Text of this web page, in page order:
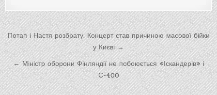
Навигация
по
записям
Потап і Настя розбрату. Концерт став причиною масової бійки
у Києві →
← Міністр оборони Фінляндії не побоюється «Іскандерів» і
С-400